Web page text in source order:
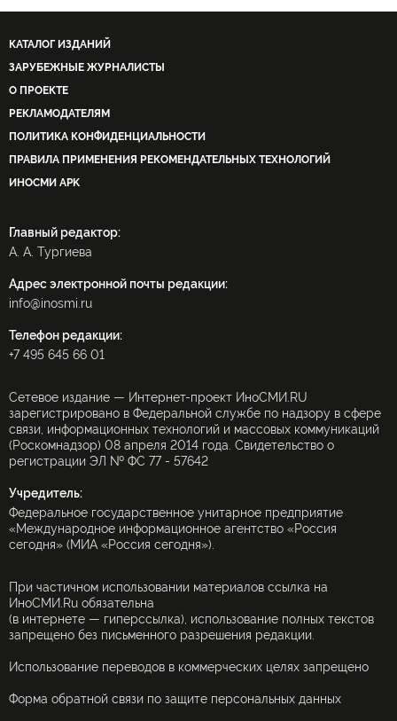
КАТАЛОГ ИЗДАНИЙ
ЗАРУБЕЖНЫЕ ЖУРНАЛИСТЫ
О ПРОЕКТЕ
РЕКЛАМОДАТЕЛЯМ
ПОЛИТИКА КОНФИДЕНЦИАЛЬНОСТИ
ПРАВИЛА ПРИМЕНЕНИЯ РЕКОМЕНДАТЕЛЬНЫХ ТЕХНОЛОГИЙ
ИНОСМИ APK
Главный редактор:
А. А. Тургиева
Адрес электронной почты редакции:
info@inosmi.ru
Телефон редакции:
+7 495 645 66 01
Сетевое издание — Интернет-проект ИноСМИ.RU
зарегистрировано в Федеральной службе по надзору в сфере
связи, информационных технологий и массовых коммуникаций
(Роскомнадзор) 08 апреля 2014 года. Свидетельство о
регистрации ЭЛ № ФС 77 - 57642
Учредитель:
Федеральное государственное унитарное предприятие
«Международное информационное агентство «Россия
сегодня» (МИА «Россия сегодня»).
При частичном использовании материалов ссылка на
ИноСМИ.Ru обязательна
(в интернете — гиперссылка), использование полных текстов
запрещено без письменного разрешения редакции.
Использование переводов в коммерческих целях запрещено
Форма обратной связи по защите персональных данных